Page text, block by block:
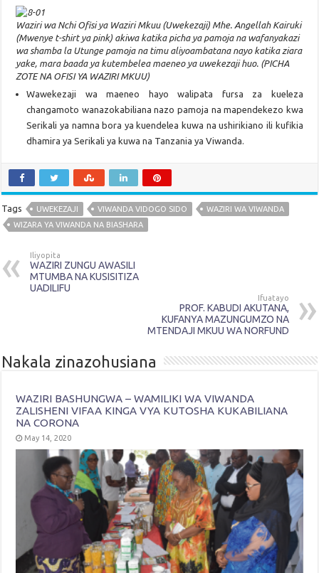
Waziri wa Nchi Ofisi ya Waziri Mkuu (Uwekezaji) Mhe. Angellah Kairuki
(Mwenye t-shirt ya pink) akiwa katika picha ya pamoja na wafanyakazi
wa shamba la Utunge pamoja na timu aliyoambatana nayo katika ziara
yake, mara baada ya kutembelea maeneo ya uwekezaji huo. (PICHA
ZOTE NA OFISI YA WAZIRI MKUU)
Wawekezaji wa maeneo hayo walipata fursa za kueleza
changamoto wanazokabiliana nazo pamoja na mapendekezo kwa
Serikali ya namna bora ya kuendelea kuwa na ushirikiano ili kufikia
dhamira ya Serikali ya kuwa na Tanzania ya Viwanda.
Tags UWEKEZAJI VIWANDA VIDOGO SIDO
WAZIRI WA VIWANDA
WIZARA YA VIWANDA NA BIASHARA
Iliyopita
WAZIRI ZUNGU AWASILI
MTUMBA NA KUSISITIZA
UADILIFU
Ifuatayo
PROF. KABUDI AKUTANA,
KUFANYA MAZUNGUMZO NA
MTENDAJI MKUU WA NORFUND
Nakala zinazohusiana
WAZIRI BASHUNGWA – WAMILIKI WA VIWANDA
ZALISHENI VIFAA KINGA VYA KUTOSHA KUKABILIANA
NA CORONA
May 14, 2020